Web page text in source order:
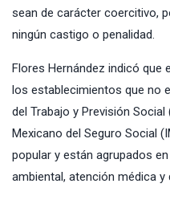
sean de carácter coercitivo,
ningún castigo o penalidad.
Flores Hernández indicó que
los establecimientos que no
del Trabajo y Previsión
Mexicano del Seguro Social
popular y están agrupados
ambiental, atención médica y